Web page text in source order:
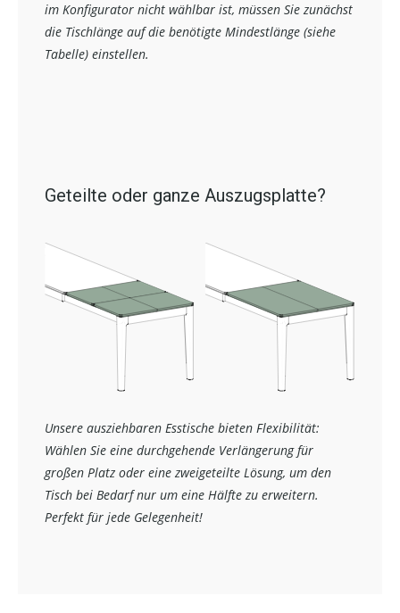
im Konfigurator nicht wählbar ist, müssen Sie zunächst
die Tischlänge auf die benötigte Mindestlänge (siehe
Tabelle) einstellen.
Geteilte oder ganze Auszugsplatte?
Unsere ausziehbaren Esstische bieten Flexibilität:
Wählen Sie eine durchgehende Verlängerung für
großen Platz oder eine zweigeteilte Lösung, um den
Tisch bei Bedarf nur um eine Hälfte zu erweitern.
Perfekt für jede Gelegenheit!